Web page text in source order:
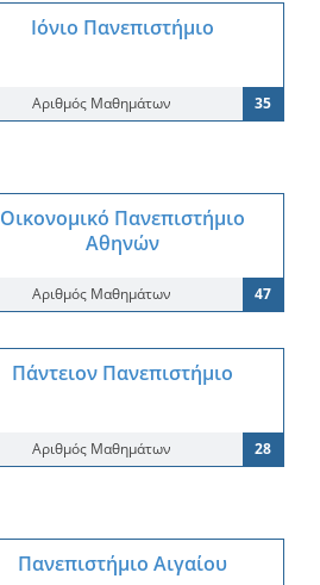
Ιόνιο Πανεπιστήμιο
Αριθμός Μαθημάτων 35
Οικονομικό Πανεπιστήμιο
Αθηνών
Αριθμός Μαθημάτων 47
Πάντειον Πανεπιστήμιο
Αριθμός Μαθημάτων 28
Πανεπιστήμιο Αιγαίου